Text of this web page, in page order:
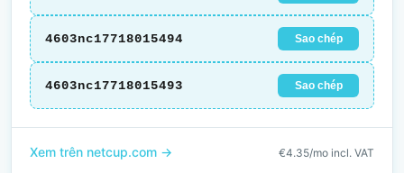
4603nc17718015494 Sao chép
4603nc17718015493 Sao chép
Xem trên netcup.com → €4.35/mo incl. VAT